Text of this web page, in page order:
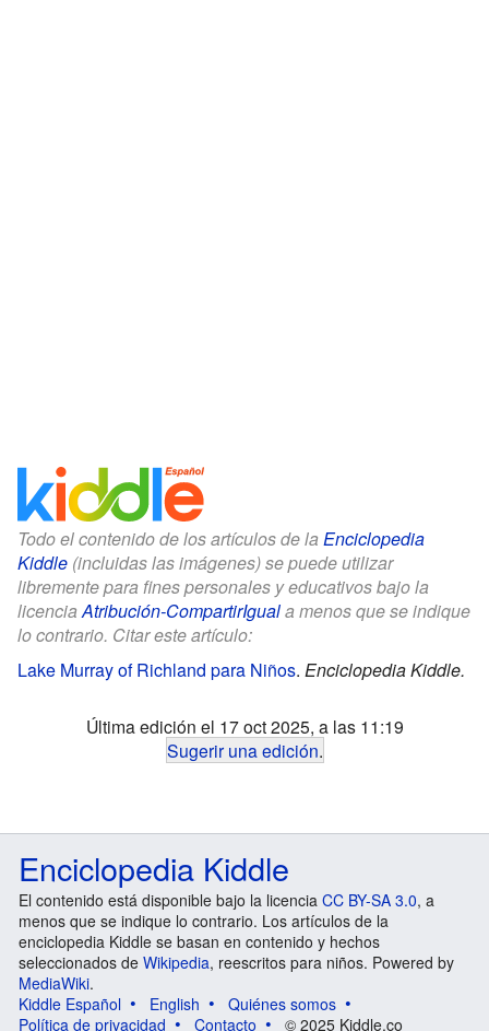
Todo el contenido de los artículos de la Enciclopedia
Kiddle (incluidas las imágenes) se puede utilizar
libremente para fines personales y educativos bajo la
licenciaAtribución-CompartirIguala menos que se indique
lo contrario. Citar este artículo:
Lake Murray of Richland para Niños. Enciclopedia Kiddle.
Última edición el 17 oct 2025, a las 11:19
Sugerir una edición.
Enciclopedia Kiddle
El contenido está disponible bajo la licencia CC BY-SA 3.0, a
menos que se indique lo contrario. Los artículos de la
enciclopedia Kiddle se basan en contenido y hechos
seleccionados de Wikipedia, reescritos para niños. Powered by
MediaWiki.
Kiddle Español
English
Quiénes somos
Política de privacidad
Contacto © 2025 Kiddle.co